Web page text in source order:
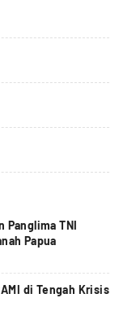
TNI
Papua
di Tengah Krisis